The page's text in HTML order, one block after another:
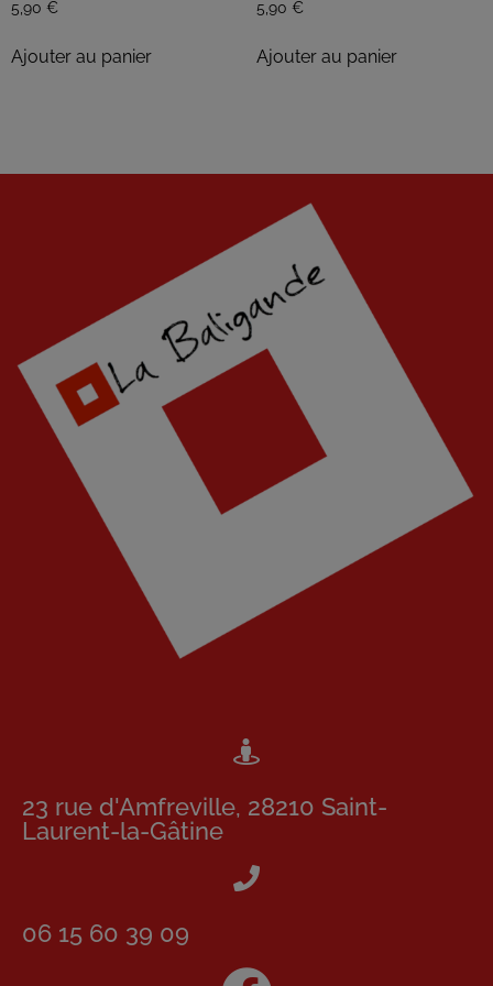
5,90 €
Ajouter au panier
5,90 €
Ajouter au panier
23 rue d'Amfreville, 28210 Saint-
Laurent-la-Gâtine
06 15 60 39 09